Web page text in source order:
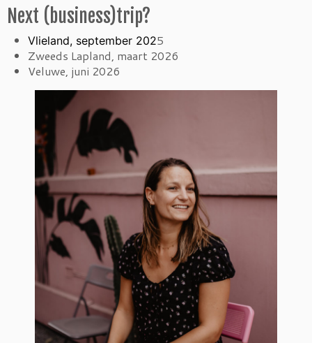
Next (business)trip?
Vlieland, september 2025
Zweeds Lapland, maart 2026
Veluwe, juni 2026